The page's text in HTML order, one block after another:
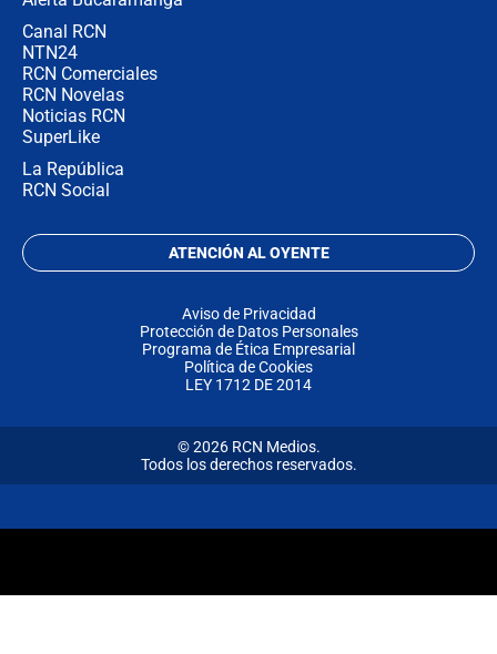
Canal RCN
NTN24
RCN Comerciales
RCN Novelas
Noticias RCN
SuperLike
La República
RCN Social
ATENCIÓN AL OYENTE
Aviso de Privacidad
Protección de Datos Personales
Programa de Ética Empresarial
Política de Cookies
LEY 1712 DE 2014
© 2026 RCN Medios.
Todos los derechos reservados.